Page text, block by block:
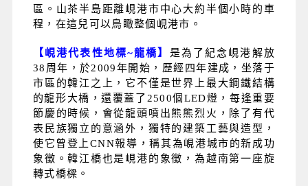
區。山茶半島距離峴港市中心大約半個小時的車
程，在這兒可以鳥瞰整個峴港市。
【峴港代表性地標~龍橋】 是為了紀念峴港解放
38周年，於2009年開始，歷經四年建成，坐落于
市區的韓江之上，它不僅是世界上最大鋼鐵結構
的龍形大橋，還覆蓋了2500個LED燈，每逢重要
節慶的時候，會從龍頭噴出熊熊烈火，除了有代
表民族獨立的意涵外，獨特的建築工藝與造型，
使它曾登上CNN報導，稱其為峴港城市的新成功
象徵。韓江橋也是峴港的象徵，為越南第一座旋
轉式橋樑。